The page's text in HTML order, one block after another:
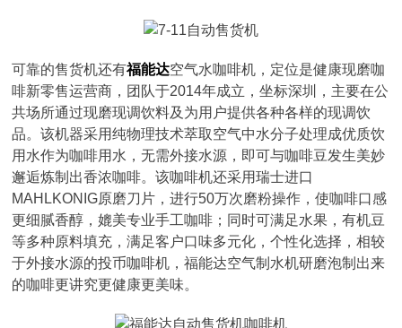
可靠的售货机还有福能达空气水咖啡机，定位是健康现磨咖
啡新零售运营商，团队于2014年成立，坐标深圳，主要在公
共场所通过现磨现调饮料及为用户提供各种各样的现调饮
品。该机器采用纯物理技术萃取空气中水分子处理成优质饮
用水作为咖啡用水，无需外接水源，即可与咖啡豆发生美妙
邂逅炼制出香浓咖啡。该咖啡机还采用瑞士进口
MAHLKONIG原磨刀片，进行50万次磨粉操作，使咖啡口感
更细腻香醇，媲美专业手工咖啡；同时可满足水果，有机豆
等多种原料填充，满足客户口味多元化，个性化选择，相较
于外接水源的投币咖啡机，福能达空气制水机研磨泡制出来
的咖啡更讲究更健康更美味。